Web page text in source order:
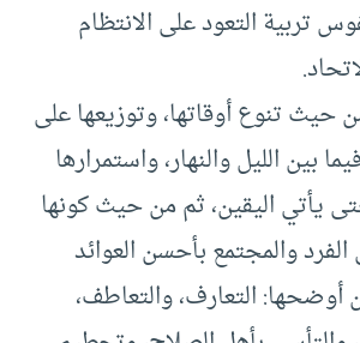
تربية التعود على الانتظام
حيث تنوع أوقاتها، وتوزيعها على
بين الليل والنهار، واستمرارها
يأتي اليقين، ثم من حيث كونها
والمجتمع بأحسن العوائد
أوضحها: التعارف، والتعاطف،